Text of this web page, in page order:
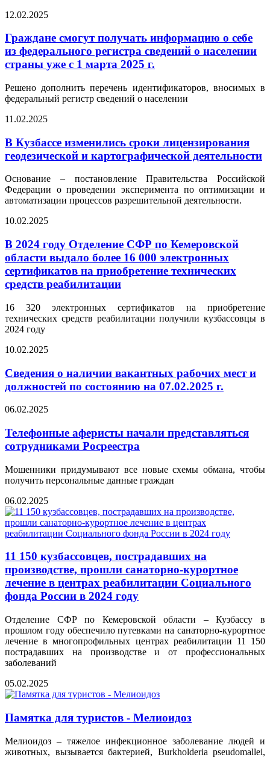
12.02.2025
Граждане смогут получать информацию о себе
из федерального регистра сведений о населении
страны уже с 1 марта 2025 г.
Решено дополнить перечень идентификаторов, вносимых в
федеральный регистр сведений о населении
11.02.2025
В Кузбассе изменились сроки лицензирования
геодезической и картографической деятельности
Основание – постановление Правительства Российской
Федерации о проведении эксперимента по оптимизации и
автоматизации процессов разрешительной деятельности.
10.02.2025
В 2024 году Отделение СФР по Кемеровской
области выдало более 16 000 электронных
сертификатов на приобретение технических
средств реабилитации
16 320 электронных сертификатов на приобретение
технических средств реабилитации получили кузбассовцы в
2024 году
10.02.2025
Сведения о наличии вакантных рабочих мест и
должностей по состоянию на 07.02.2025 г.
06.02.2025
Телефонные аферисты начали представляться
сотрудниками Росреестра
Мошенники придумывают все новые схемы обмана, чтобы
получить персональные данные граждан
06.02.2025
11 150 кузбассовцев, пострадавших на
производстве, прошли санаторно-курортное
лечение в центрах реабилитации Социального
фонда России в 2024 году
Отделение СФР по Кемеровской области – Кузбассу в
прошлом году обеспечило путевками на санаторно-курортное
лечение в многопрофильных центрах реабилитации 11 150
пострадавших на производстве и от профессиональных
заболеваний
05.02.2025
Памятка для туристов - Мелиоидоз
Мелиоидоз – тяжелое инфекционное заболевание людей и
животных, вызывается бактерией, Burkholderia pseudomallei,